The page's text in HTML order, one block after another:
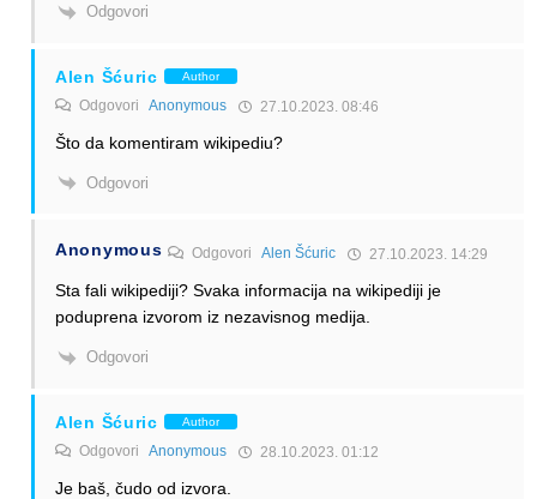
Odgovori
Alen Šćuric Author
Odgovori Anonymous 27.10.2023. 08:46
Što da komentiram wikipediu?
Odgovori
Anonymous OdgovoriAlen Šćuric 27.10.2023. 14:29
Sta fali wikipediji? Svaka informacija na wikipediji je
poduprena izvorom iz nezavisnog medija.
Odgovori
Alen Šćuric Author
Odgovori Anonymous 28.10.2023. 01:12
Je baš, čudo od izvora.